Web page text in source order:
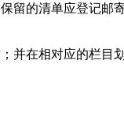
留的清单应登记邮
在相对应的栏目